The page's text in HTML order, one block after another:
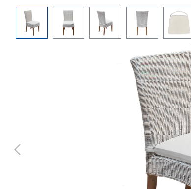
Bildergalerie überspringen